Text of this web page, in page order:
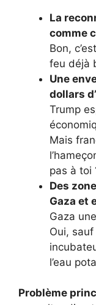
La
comme
Bon,
feu déjà
Une
dollars
Trump
Mais
pas à toi
Des
Gaza et
Gaza
Oui, sauf
l’eau
Problème